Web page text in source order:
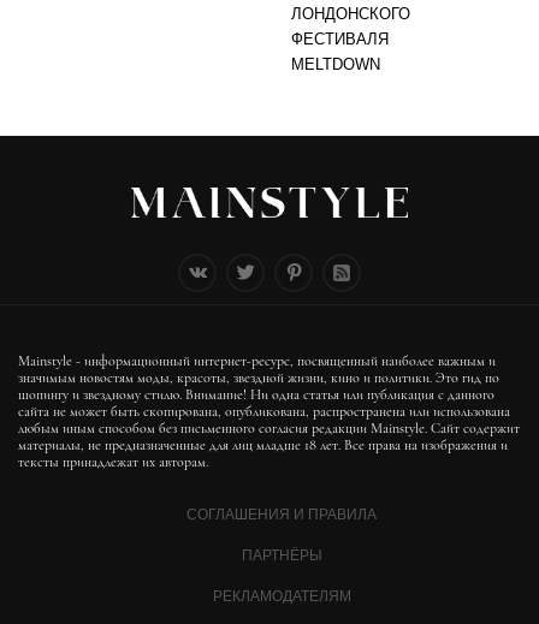
ЛОНДОНСКОГО
ФЕСТИВАЛЯ
MELTDOWN
Mainstyle - информационный интернет-ресурс, посвященный наиболее важным и
значимым новостям моды, красоты, звездной жизни, кино и политики. Это гид по
шопингу и звездному стилю. Внимание! Ни одна статья или публикация с данного
сайта не может быть скопирована, опубликована, распространена или использована
любым иным способом без письменного согласия редакции Mainstyle. Сайт содержит
материалы, не предназначенные для лиц младше 18 лет. Все права на изображения и
тексты принадлежат их авторам.
СОГЛАШЕНИЯ И ПРАВИЛА
ПАРТНЁРЫ
РЕКЛАМОДАТЕЛЯМ